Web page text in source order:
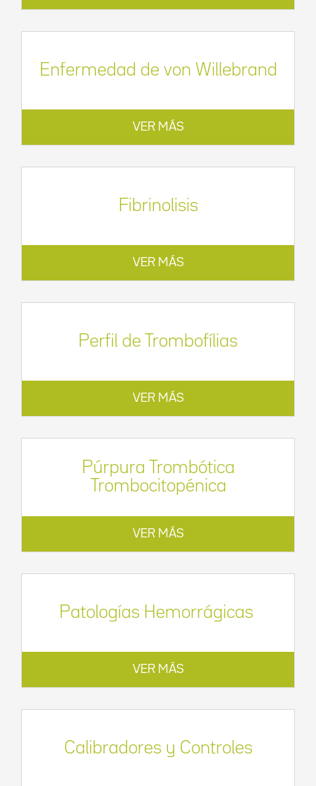
Enfermedad de von Willebrand
VER MÁS
Fibrinolisis
VER MÁS
Perfil de Trombofílias
VER MÁS
Púrpura Trombótica
Trombocitopénica
VER MÁS
Patologías Hemorrágicas
VER MÁS
Calibradores y Controles